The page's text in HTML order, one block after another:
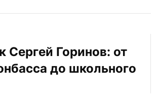
Сергей Горинов: от
до школьного